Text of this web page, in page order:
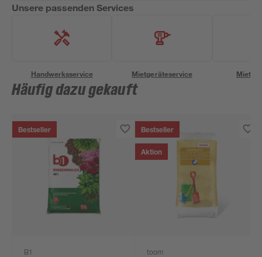
Unsere passenden Services
Handwerksservice Mietgeräteservice
Häufig dazu gekauft
Bestseller
B1
Bestseller
Aktion
toom